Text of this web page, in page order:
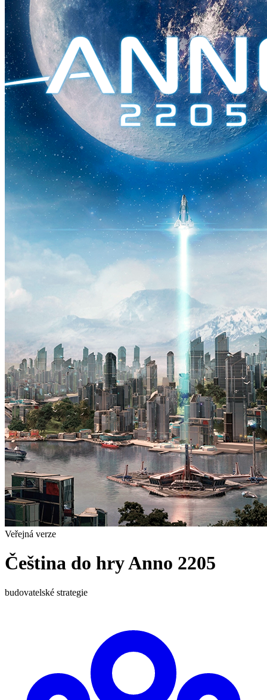
Veřejná verze
Čeština do hry Anno 2205
budovatelské strategie